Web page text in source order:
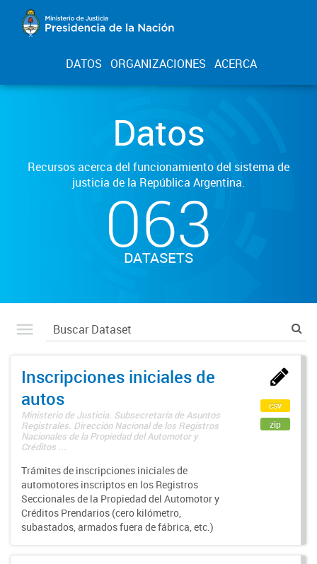
DATOS ORGANIZACIONES ACERCA
Datos
Recursos acerca del funcionamiento del sistema de
justicia de la República Argentina.
063
DATASETS
Inscripciones iniciales de
autos
Ministerio de Justicia. Subsecretaría de Asuntos
Registrales. Dirección Nacional de los Registros
Nacionales de la Propiedad del Automotor y
Créditos ...
Trámites de inscripciones iniciales de
automotores inscriptos en los Registros
Seccionales de la Propiedad del Automotor y
Créditos Prendarios (cero kilómetro,
subastados, armados fuera de fábrica, etc.)
csv
zip